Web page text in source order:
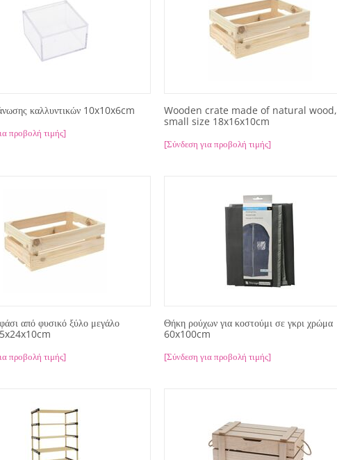
καλλυντικών 10x10x6cm
προβολή τιμής]
Wooden crate made of natural wood,
small size 18x16x10cm
[Σύνδεση για προβολή τιμής]
από φυσικό ξύλο μεγάλο
προβολή τιμής]
Θήκη ρούχων για κοστούμι σε γκρι χρώμα
60x100cm
[Σύνδεση για προβολή τιμής]